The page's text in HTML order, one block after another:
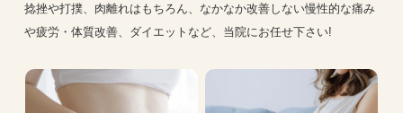
捻挫や打撲、肉離れはもちろん、なかなか改善しない慢性的な痛み
や疲労・体質改善、ダイエットなど、当院にお任せ下さい!